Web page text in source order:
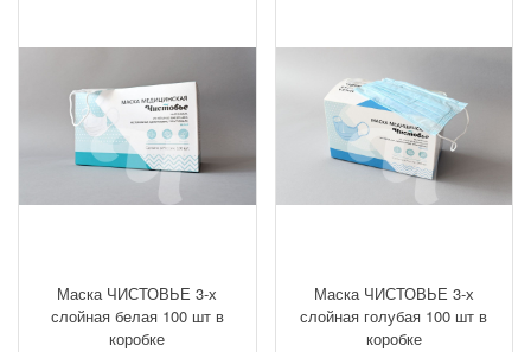
Маска ЧИСТОВЬЕ 3-х
слойная белая 100 шт в
коробке
Маска ЧИСТОВЬЕ 3-х
слойная голубая 100 шт в
коробке